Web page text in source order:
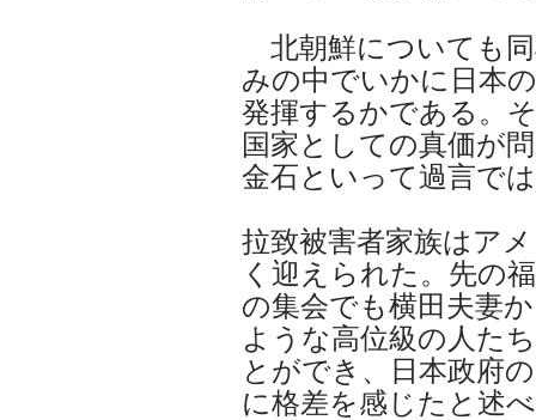
北朝鮮についても
みの中でいかに日本
発揮するかである。
国家としての真価が
金石といって過言で
拉致被害者家族はア
く迎えられた。先の
の集会でも横田夫妻
ような高位級の人た
とができ、日本政府
に格差を感じたと述